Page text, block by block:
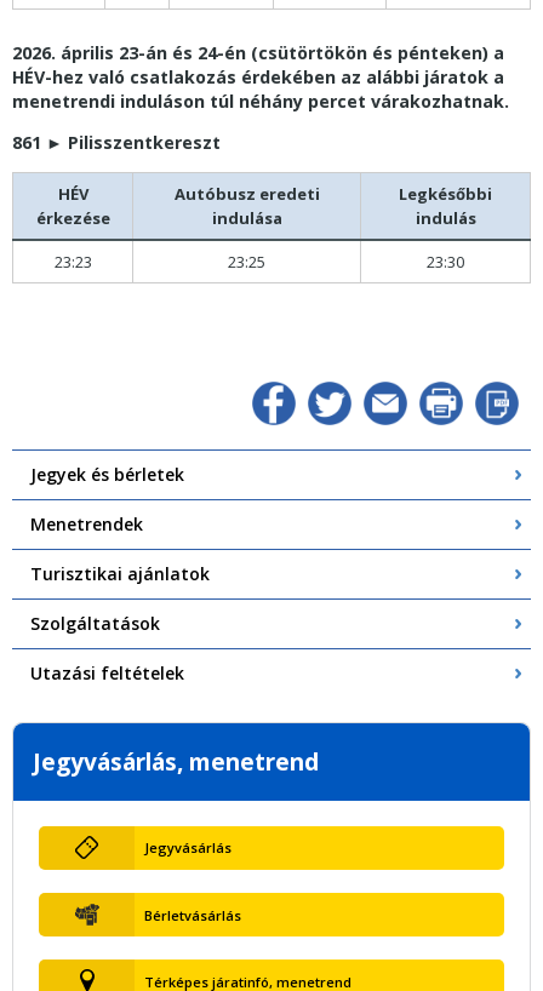
2026. április 23-án és 24-én (csütörtökön és pénteken) a
HÉV-hez való csatlakozás érdekében az alábbi járatok a
menetrendi induláson túl néhány percet várakozhatnak.
861 ► Pilisszentkereszt
HÉV
érkezése
Autóbusz eredeti
indulása
Legkésőbbi
indulás
23:23
23:25 23:30
Jegyek és bérletek
Menetrendek
Turisztikai ajánlatok
Szolgáltatások
Utazási feltételek
Jegyvásárlás, menetrend
Jegyvásárlás
Bérletvásárlás
Térképes járatinfó, menetrend